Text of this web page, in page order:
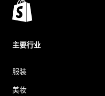
主要行业
服装
美妆